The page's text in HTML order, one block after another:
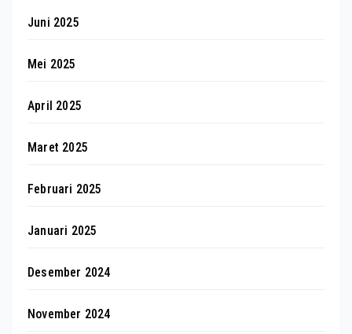
Juni 2025
Mei 2025
April 2025
Maret 2025
Februari 2025
Januari 2025
Desember 2024
November 2024